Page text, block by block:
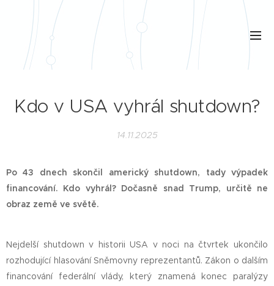
Kdo v USA vyhrál shutdown?
14.11.2025
Po 43 dnech skončil americký shutdown, tady výpadek
financování. Kdo vyhrál? Dočasně snad Trump, určitě ne
obraz země ve světě.
Nejdelší shutdown v historii USA v noci na čtvrtek ukončilo
rozhodující hlasování Sněmovny reprezentantů. Zákon o dalším
financování federální vlády, který znamená konec paralýzy